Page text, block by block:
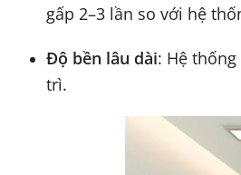
gấp 2–3 lần so với hệ
Độ bền lâu dài: Hệ
trì.